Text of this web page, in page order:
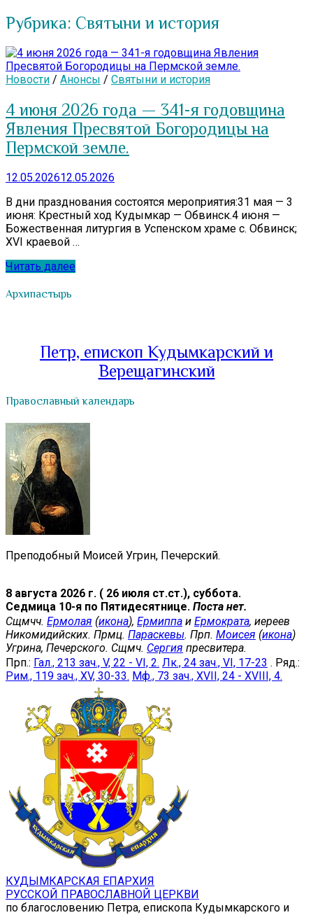
Рубрика: Святыни и история
Новости / Анонсы / Святыни и история
4 июня 2026 года — 341-я годовщина
Явления Пресвятой Богородицы на
Пермской земле.
12.05.202612.05.2026
В дни празднования состоятся мероприятия:31 мая — 3
июня: Крестный ход Кудымкар — Обвинск.4 июня —
Божественная литургия в Успенском храме с. Обвинск;
XVI краевой …
Читать далее
Архипастырь
Петр, епископ Кудымкарский и
Верещагинский
Православный календарь
Преподобный Моисей Угрин, Печерский.
8 августа 2026 г. ( 26 июля ст.ст.), суббота.
Седмица 10-я по Пятидесятнице. Поста нет.
Сщмчч. Ермолая (икона), Ермиппа и Ермократа, иереев
Никомидийских. Прмц. Параскевы. Прп. Моисея (икона)
Угрина, Печерского. Сщмч. Сергия пресвитера.
Прп.: Гал., 213 зач., V, 22 - VI, 2. Лк., 24 зач., VI, 17-23 . Ряд.:
Рим., 119 зач., XV, 30-33. Мф., 73 зач., XVII, 24 - XVIII, 4.
КУДЫМКАРСКАЯ ЕПАРХИЯ
РУССКОЙ ПРАВОСЛАВНОЙ ЦЕРКВИ
по благословению Петра, епископа Кудымкарского и